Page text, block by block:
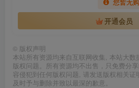
您暂无
开通会员
© 版权声明
本站所有资源均来自互联网收集, 本站大数
版权问题。所有资源均不出售，只免费分
容侵犯到任何版权问题, 请发送版权相关证
及时予与删除并致以最深的歉意。